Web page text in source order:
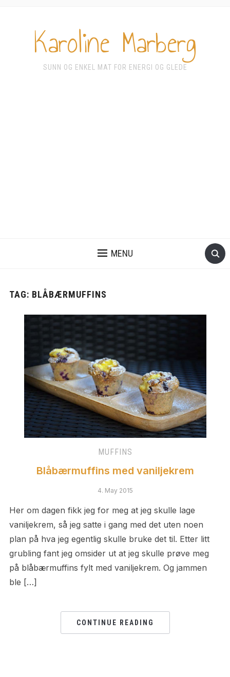
Karoline Marberg
SUNN OG ENKEL MAT FOR ENERGI OG GLEDE
MENU
TAG: BLÅBÆRMUFFINS
MUFFINS
Blåbærmuffins med vaniljekrem
4. May 2015
Her om dagen fikk jeg for meg at jeg skulle lage
vaniljekrem, så jeg satte i gang med det uten noen
plan på hva jeg egentlig skulle bruke det til. Etter litt
grubling fant jeg omsider ut at jeg skulle prøve meg
på blåbærmuffins fylt med vaniljekrem. Og jammen
ble […]
CONTINUE READING